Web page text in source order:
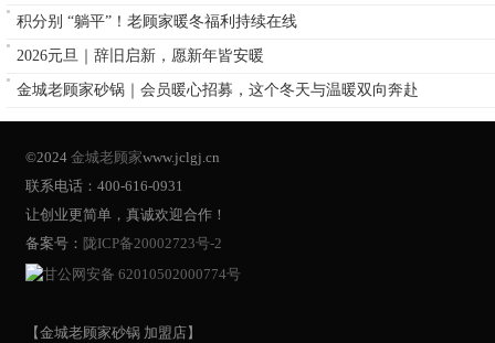
积分别 “躺平”！老顾家暖冬福利持续在线
2026元旦｜辞旧启新，愿新年皆安暖
金城老顾家砂锅｜会员暖心招募，这个冬天与温暖双向奔赴
©2024金城老顾家www.jclgj.cn
联系电话：400-616-0931
让创业更简单，真诚欢迎合作！
备案号： 陇ICP备20002723号-2
甘公网安备 62010502000774号
【金城老顾家砂锅 加盟店】